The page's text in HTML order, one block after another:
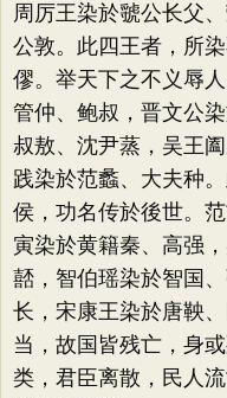
周厉王染於虢公长父
公敦。此四王者，所
僇。举天下之不义辱
管仲、鲍叔，晋文公
叔敖、沈尹蒸，吴王
践染於范蠡、大夫种
侯，功名传於後世。
寅染於黄籍秦、高强
嚭，智伯瑶染於智国
长，宋康王染於唐鞅
当，故国皆残亡，身
类，君臣离散，民人